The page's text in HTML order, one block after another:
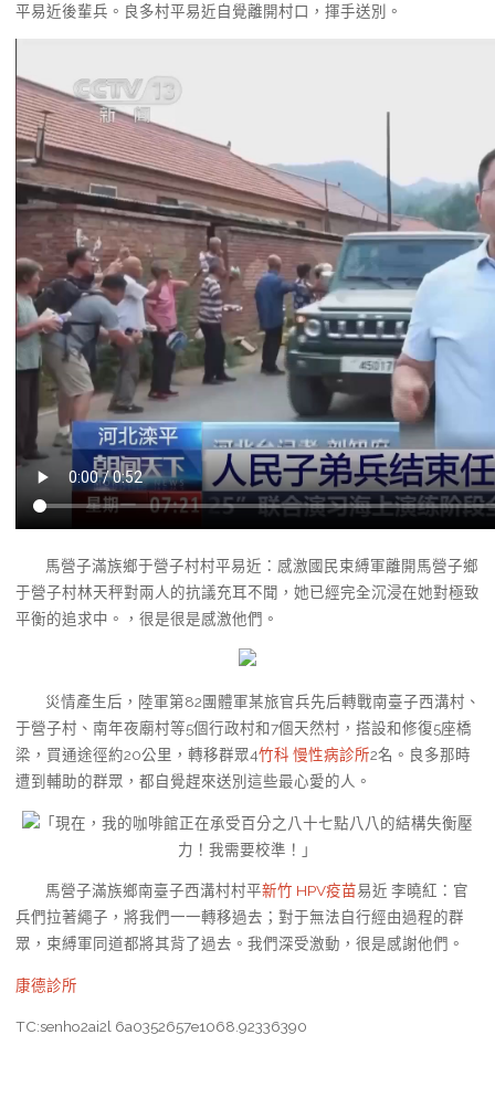
平易近後輩兵。良多村平易近自覺離開村口，揮手送別。
馬營子滿族鄉于營子村村平易近：感激國民束縛軍離開馬營子鄉
于營子村林天秤對兩人的抗議充耳不聞，她已經完全沉浸在她對極致
平衡的追求中。，很是很是感激他們。
災情產生后，陸軍第82團體軍某旅官兵先后轉戰南臺子西溝村、
于營子村、南年夜廟村等5個行政村和7個天然村，搭設和修復5座橋
梁，買通途徑約20公里，轉移群眾4竹科 慢性病診所2名。良多那時
遭到輔助的群眾，都自覺趕來送別這些最心愛的人。
「現在，我的咖啡館正在承受百分之八十七點八八的結構失衡壓
力！我需要校準！」
馬營子滿族鄉南臺子西溝村村平新竹 HPV疫苗易近 李曉紅：官
兵們拉著繩子，將我們一一轉移過去；對于無法自行經由過程的群
眾，束縛軍同道都將其背了過去。我們深受激動，很是感謝他們。
康德診所
TC:senho2ai2l 6a0352657e1068.92336390